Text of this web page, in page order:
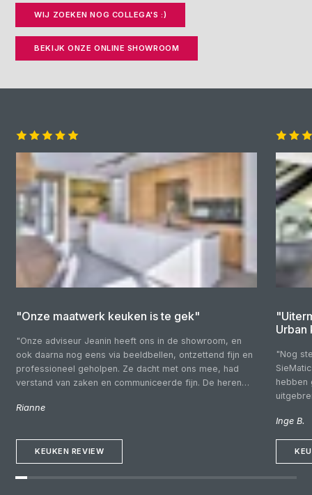
WIJ ZOEKEN NOG COLLEGA'S :)
BEKIJK ONZE ONLINE SHOWROOM
"Onze maatwerk keuken is te gek"
"Onze adviseur Jeanin heeft ons in de showroom, en
ook daarna nog eens via beeldbellen, ontzettend fijn en
professioneel geholpen. Ze dacht met ons mee, had
verstand van zaken en communiceerde fijn. De heren
vriendelijk, kundig en netjes. Fijn dat we gewoon
fantastisch!"
Rianne
KEUKEN REVIEW
Urban
"Nog
hebben
goed
Inge B.